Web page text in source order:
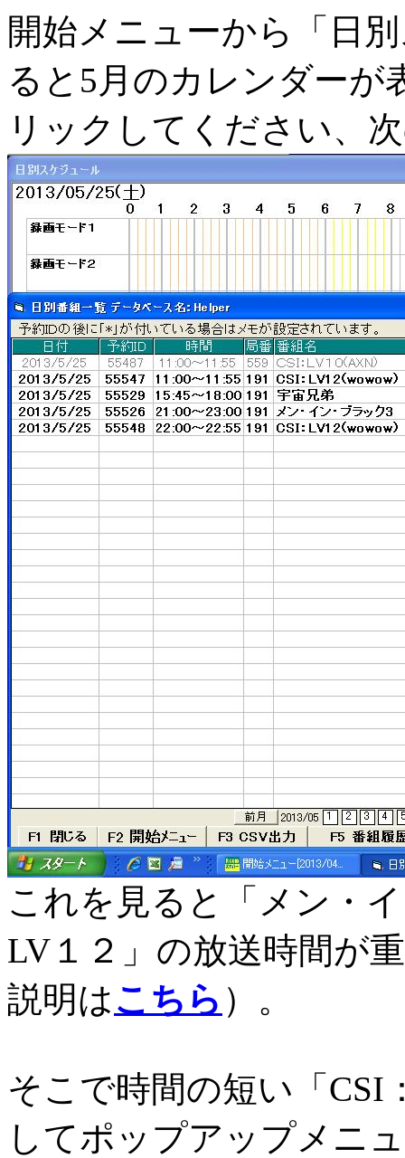
開始メニューから「日
ると5月のカレンダーが
リックしてください、
これを見ると「メン・
LV１２」の放送時間が
説明はこちら ）。
そこで時間の短い「CSI
してポップアップメニ